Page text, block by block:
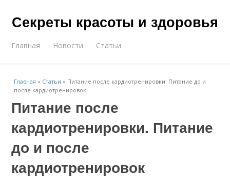
Секреты красоты и здоровья
Главная Новости Статьи
Главная » Статьи » Питание после кардиотренировки. Питание до и
после кардиотренировок
Питание после
кардиотренировки. Питание
до и после
кардиотренировок